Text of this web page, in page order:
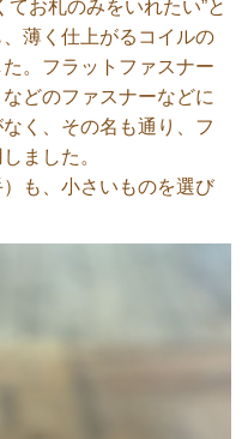
お札のみをいれたい”と
薄く仕上がるコイルの
。フラットファスナー
どのファスナーなどに
く、その名も通り、フ
ました。
も、小さいものを選び